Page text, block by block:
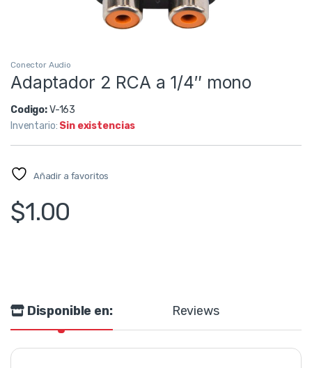
Conector Audio
Adaptador 2 RCA a 1/4″ mono
Codigo:V-163
Inventario: Sin existencias
Añadir a favoritos
$1.00
Disponible en: Reviews